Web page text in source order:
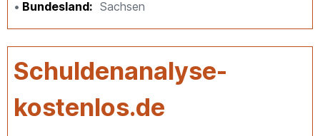
Bundesland
Sachsen
Schuldenanalyse-
kostenlos.de